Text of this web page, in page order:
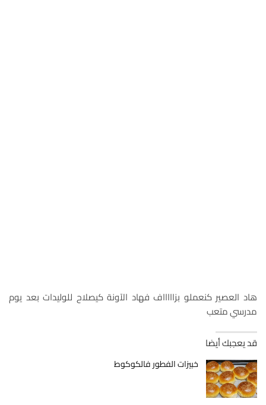
هاد العصير كنعملو بزاااااف فهاد الآونة كيصلاح للوليدات بعد يوم
مدرسي متعب
قد يعجبك أيضا
خبيزات الفطور فالكوكوط